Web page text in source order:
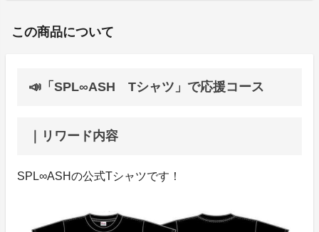
この商品について
📣「SPL∞ASH Tシャツ」で応援コース
｜リワード内容
SPL∞ASHの公式Tシャツです！